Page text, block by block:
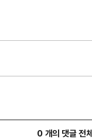
0 개의 댓글 전